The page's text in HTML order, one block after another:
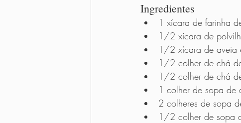
Ingredientes
1 xícara de farinha
1/2 xícara de
1/2 xícara de aveia
1/2 colher de chá
1/2 colher de chá
1 colher de sopa de
2 colheres de sopa
1/2 colher de sopa